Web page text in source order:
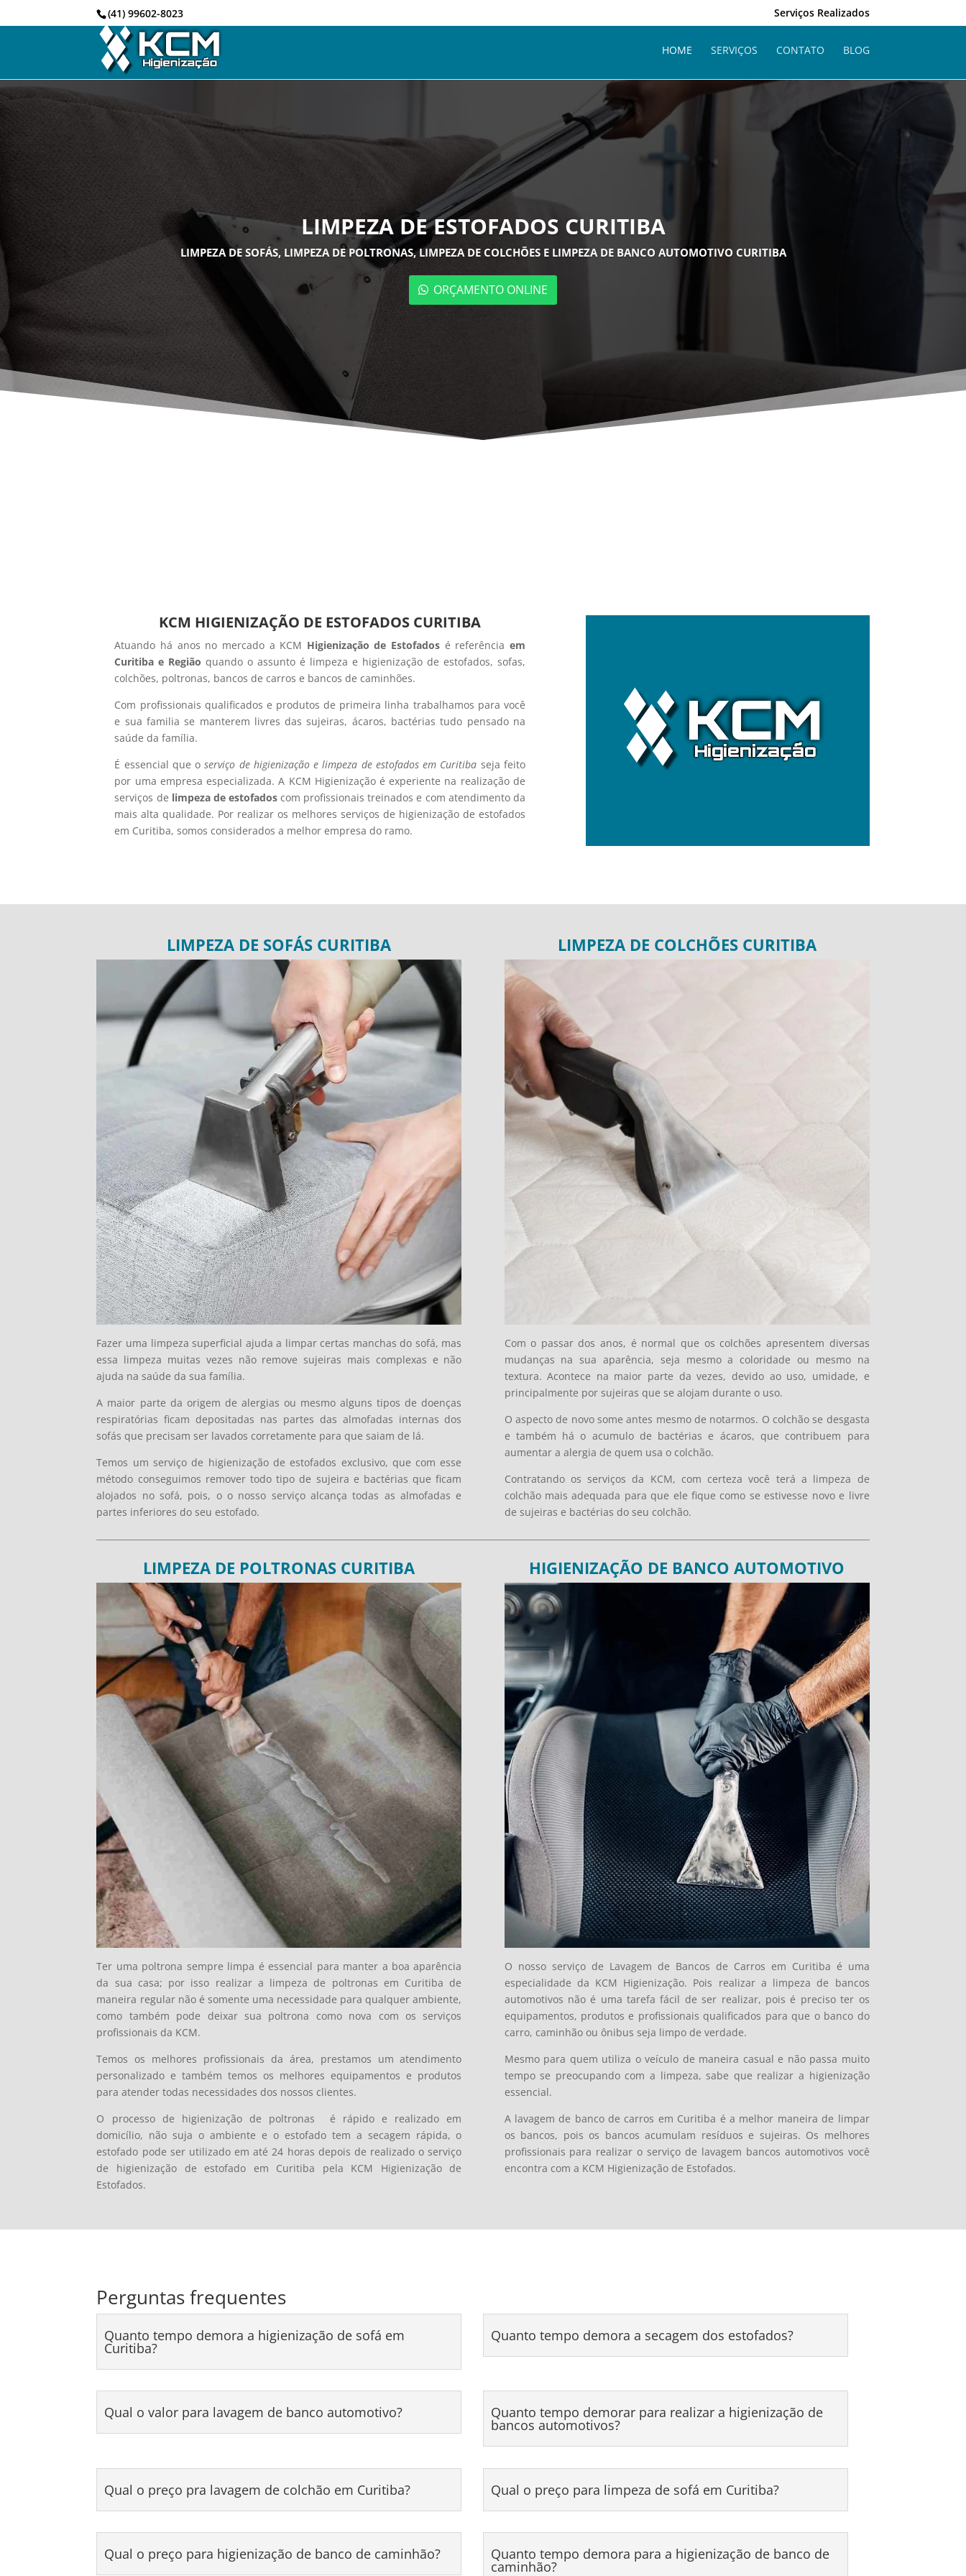
(41) 99602-8023 Serviços Realizados
HOME SERVIÇOS CONTATO BLOG
LIMPEZA DE ESTOFADOS CURITIBA
LIMPEZA DE SOFÁS, LIMPEZA DE POLTRONAS, LIMPEZA DE COLCHÕES E LIMPEZA DE BANCO AUTOMOTIVO CURITIBA
ORÇAMENTO ONLINE
KCM HIGIENIZAÇÃO DE ESTOFADOS CURITIBA
Atuando há anos no mercado a KCM Higienização de Estofados é referência em
Curitiba e Região quando o assunto é limpeza e higienização de estofados, sofas,
colchões, poltronas, bancos de carros e bancos de caminhões.
Com profissionais qualificados e produtos de primeira linha trabalhamos para você
e sua familia se manterem livres das sujeiras, ácaros, bactérias tudo pensado na
saúde da família.
É essencial que oserviço de higienização e limpeza de estofados em Curitiba seja feito
por uma empresa especializada. A KCM Higienização é experiente na realização de
serviços de limpeza de estofadoscom profissionais treinados e com atendimento da
mais alta qualidade. Por realizar os melhores serviços de higienização de estofados
em Curitiba, somos considerados a melhor empresa do ramo.
LIMPEZA DE SOFÁS CURITIBA
Fazer uma limpeza superficial ajuda a limpar certas manchas do sofá, mas
essa limpeza muitas vezes não remove sujeiras mais complexas e não
ajuda na saúde da sua família.
A maior parte da origem de alergias ou mesmo alguns tipos de doenças
respiratórias ficam depositadas nas partes das almofadas internas dos
sofás que precisam ser lavados corretamente para que saiam de lá.
Temos um serviço de higienização de estofados exclusivo, que com esse
método conseguimos remover todo tipo de sujeira e bactérias que ficam
alojados no sofá, pois, o o nosso serviço alcança todas as almofadas e
partes inferiores do seu estofado.
LIMPEZA DE COLCHÕES CURITIBA
Com o passar dos anos, é normal que os colchões apresentem diversas
mudanças na sua aparência, seja mesmo a coloridade ou mesmo na
textura. Acontece na maior parte da vezes, devido ao uso, umidade, e
principalmente por sujeiras que se alojam durante o uso.
O aspecto de novo some antes mesmo de notarmos. O colchão se desgasta
e também há o acumulo de bactérias e ácaros, que contribuem para
aumentar a alergia de quem usa o colchão.
Contratando os serviços da KCM, com certeza você terá a limpeza de
colchão mais adequada para que ele fique como se estivesse novo e livre
de sujeiras e bactérias do seu colchão.
LIMPEZA DE POLTRONAS CURITIBA
Ter uma poltrona sempre limpa é essencial para manter a boa aparência
da sua casa; por isso realizar a limpeza de poltronas em Curitiba de
maneira regular não é somente uma necessidade para qualquer ambiente,
como também pode deixar sua poltrona como nova com os serviços
profissionais da KCM.
Temos os melhores profissionais da área, prestamos um atendimento
personalizado e também temos os melhores equipamentos e produtos
para atender todas necessidades dos nossos clientes.
O processo de higienização de poltronas é
rápido e realizado em
domicílio, não suja o ambiente e o estofado tem a secagem rápida, o
estofado pode ser utilizado em até 24 horas depois de realizado o serviço
de higienização de estofado em Curitiba pela KCM Higienização de
Estofados.
HIGIENIZAÇÃO DE BANCO AUTOMOTIVO
O nosso serviço de Lavagem de Bancos de Carros em Curitiba é uma
especialidade da KCM Higienização. Pois realizar a limpeza de bancos
automotivos não é uma tarefa fácil de ser realizar, pois é preciso ter os
equipamentos, produtos e profissionais qualificados para que o banco do
carro, caminhão ou ônibus seja limpo de verdade.
Mesmo para quem utiliza o veículo de maneira casual e não passa muito
tempo se preocupando com a limpeza, sabe que realizar a higienização
essencial.
A lavagem de banco de carros em Curitiba é a melhor maneira de limpar
os bancos, pois os bancos acumulam resíduos e sujeiras. Os melhores
profissionais para realizar o serviço de lavagem bancos automotivos você
encontra com a KCM Higienização de Estofados.
Perguntas frequentes
Quanto tempo demora a higienização de sofá em
Curitiba?
Quanto tempo demora a secagem dos estofados?
Qual o valor para lavagem de banco automotivo? Quanto tempo demorar para realizar a higienização de
bancos automotivos?
Qual o preço pra lavagem de colchão em Curitiba? Qual o preço para limpeza de sofá em Curitiba?
Qual o preço para higienização de banco de caminhão? Quanto tempo demora para a higienização de banco de
caminhão?